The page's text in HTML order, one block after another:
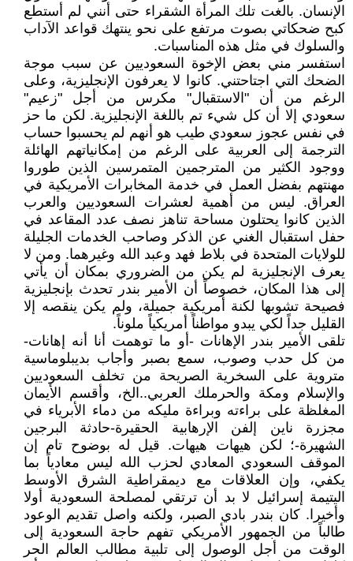
الإنسان. بالغت تلك المرأة الشقراء حتى أنني لم أستطع
كبح ضحكاتي بصوت مرتفع على نحو ينتهك قواعد الآداب
والسلوك في مثل هذه المناسبات.
استفسر مني بعض الإخوة السعوديين عن سبب موجة
الضحك التي اجتاحتني. كانوا لا يعرفون الإنجليزية، وعلى
الرغم من أن "الاستقبال" مكرس من أجل "زعيم"
سعودي إلا أن كل شيء تم باللغة الإنجليزية. لكن ما حز
في نفس عجوز سعودي طيب هو أنهم لم يحسبوا حساب
الترجمة إلى العربية على الرغم من إمكانياتهم الهائلة
ووجود الكثير من المترجمين المتمرسين الذين طوروا
مهنتهم بفضل العمل في خدمة المخابرات الأمريكية في
العراق. ليس من أهمية لعشرات السعوديين والعرب
الذين كانوا يحتلون مساحة تناهز نصف عدد المقاعد في
حفل استقبال الغني عن الذكر وصاحب الخدمات الجليلة
للولايات المتحدة في بلاط فهد وعبد الله وغيرهما. ومن لا
يعرف الإنجليزية لم يكن من الضروري بمكان أن يأتي
إلى هذا المكان، خصوصاً أن الأمير بندر تحدث بإنجليزية
فصيحة تشوبها لكنة أمريكية جميلة، ولم يكن ينقصه إلا
القليل جداً لكي يبدو مواطناً أمريكياً ملوناً.
تلقى الأمير بندر الإهانات -أو ما توهمت أنا أنه إهانات-
من كل حدب وصوب، سمع بصبر وأجاب بديبلوماسية
متروية على السخرية الصريحة من تخلف السعوديين
والإسلام ومكة والحرملك العربي..الخ، وأقسم الأيمان
المغلظة على براءته وبراءة مليكه من دماء الأبرياء في
مجزرة ناين إلفن الإرهابية الحقيرة-حادثة البرجين
الشهيرة-؛ لكن هيهات هيهات. قيل له بوضوح تام إن
الموقف السعودي المعادي لحزب الله ليس معادياً بما
يكفي، وإن العلاقات مع ديمقراطية الشرق الأوسط
اليتيمة إسرائيل لا بد أن ترتقي لمصلحة السعودية أولا
وأخيرا. كان بندر بادي الصبر، ولكنه واصل تقديم الوعود
طالباً من الجمهور الأمريكي تفهم حاجة السعودية إلى
الوقت من أجل الوصول إلى تلبية مطالب العالم الحر